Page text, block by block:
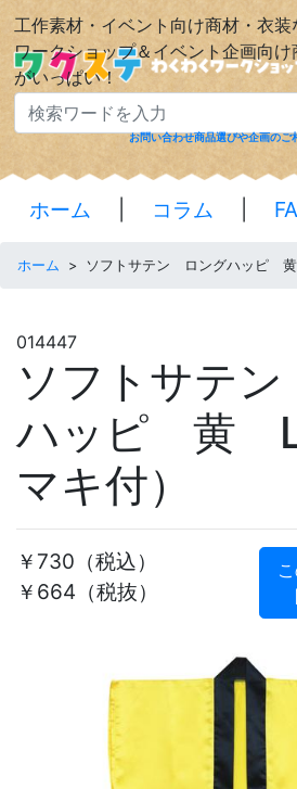
工作素材・イベント向け商材・衣装
ワークショップ＆イベント企画向け
がいっぱい！
お問い合わせ商品選びや企画のご
ホーム コラム
ホーム > ソフトサテン ロングハッピ 黄
014447
ソフトサテ
ハッピ 黄 L
マキ付）
￥730 （税込）
￥664（税抜）